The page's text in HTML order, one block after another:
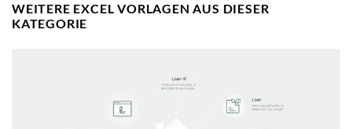
WEITERE EXCEL VORLAGEN AUS DIESER
KATEGORIE